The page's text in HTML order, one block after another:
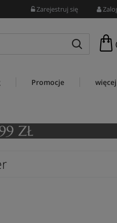
Zarejestruj się
Promocje więcej